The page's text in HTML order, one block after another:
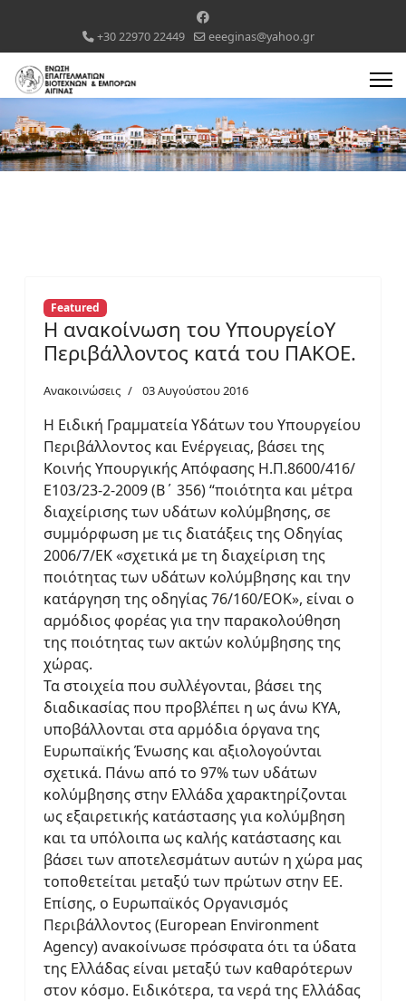
+30 22970 22449 eeeginas@yahoo.gr
Featured
Η ανακοίνωση του ΥπουργείοΥ
Περιβάλλοντος κατά του ΠΑΚΟΕ.
Ανακοινώσεις 03 Αυγούστου 2016
Η Ειδική Γραμματεία Υδάτων του Υπουργείου
Περιβάλλοντος και Ενέργειας, βάσει της
Κοινής Υπουργικής Απόφασης Η.Π.8600/416/
Ε103/23-2-2009 (Β΄ 356) “ποιότητα και μέτρα
διαχείρισης των υδάτων κολύμβησης, σε
συμμόρφωση με τις διατάξεις της Οδηγίας
2006/7/ΕΚ «σχετικά με τη διαχείριση της
ποιότητας των υδάτων κολύμβησης και την
κατάργηση της οδηγίας 76/160/ΕΟΚ», είναι ο
αρμόδιος φορέας για την παρακολούθηση
της ποιότητας των ακτών κολύμβησης της
χώρας.
Τα στοιχεία που συλλέγονται, βάσει της
διαδικασίας που προβλέπει η ως άνω ΚΥΑ,
υποβάλλονται στα αρμόδια όργανα της
Ευρωπαϊκής Ένωσης και αξιολογούνται
σχετικά. Πάνω από το 97% των υδάτων
κολύμβησης στην Ελλάδα χαρακτηρίζονται
ως εξαιρετικής κατάστασης για κολύμβηση
και τα υπόλοιπα ως καλής κατάστασης και
βάσει των αποτελεσμάτων αυτών η χώρα μας
τοποθετείται μεταξύ των πρώτων στην ΕΕ.
Επίσης, ο Ευρωπαϊκός Οργανισμός
Περιβάλλοντος (European Environment
Agency) ανακοίνωσε πρόσφατα ότι τα ύδατα
της Ελλάδας είναι μεταξύ των καθαρότερων
στον κόσμο. Ειδικότερα, τα νερά της Ελλάδας